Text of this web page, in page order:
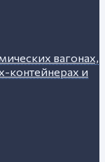
вагонах,
контейнерах и